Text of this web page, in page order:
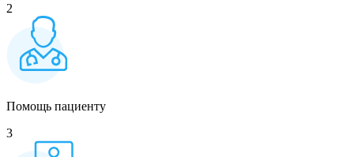
2
Помощь пациенту
3